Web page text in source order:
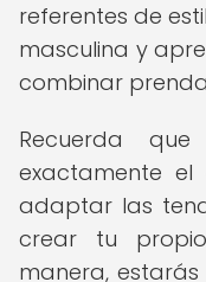
referentes de
masculina y
combinar
Recuerda
exactamente el
adaptar las
crear tu
manera,